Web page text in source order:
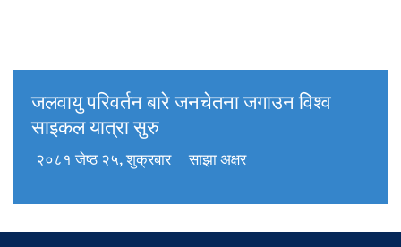
जलवायु परिवर्तन बारे जनचेतना जगाउन विश्व
साइकल यात्रा सुरु
२०८१ जेष्ठ २५, शुक्रबार साझा अक्षर